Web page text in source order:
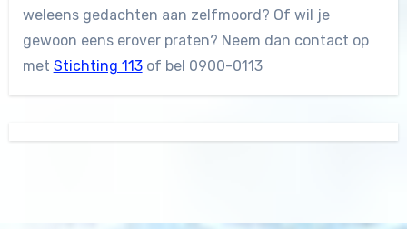
weleens gedachten aan zelfmoord? Of wil je
gewoon eens erover praten? Neem dan contact op
met Stichting 113of bel 0900-0113